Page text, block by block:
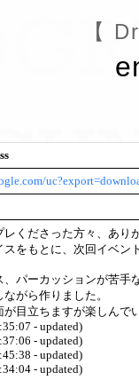
【
レくださった方々、あり
スをもとに、次回イベン
、パーカッションが苦
がら作りました。
が目立ちますが楽しんで
- updated)
- updated)
- updated)
- updated)